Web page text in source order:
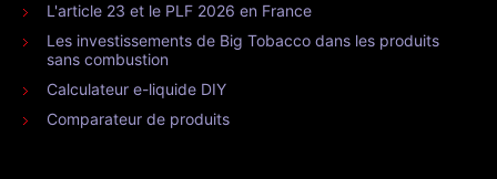
L'article 23 et le PLF 2026 en France
Les investissements de Big Tobacco dans les produits
sans combustion
Calculateur e-liquide DIY
Comparateur de produits